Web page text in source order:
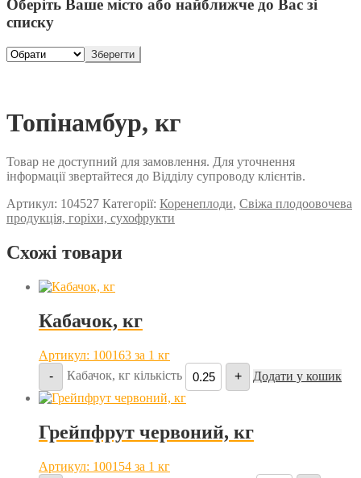
Оберіть Ваше місто або найближче до Вас зі
списку
Зберегти
Топінамбур, кг
Товар не доступний для замовлення. Для уточнення
інформації звертайтеся до Відділу супроводу клієнтів.
Артикул: 104527 Категорії: Коренеплоди, Свіжа плодоовочева
продукція, горіхи, сухофрукти
Схожі товари
Кабачок, кг
Артикул: 100163 за 1 кг
-
Кабачок, кг кількість + Додати у кошик
Грейпфрут червоний, кг
Артикул: 100154 за 1 кг